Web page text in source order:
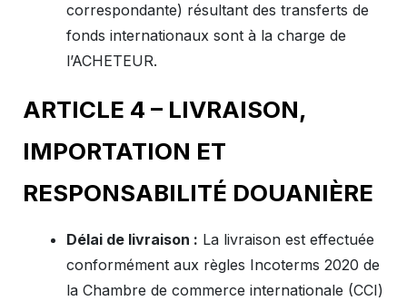
correspondante) résultant des transferts de
fonds internationaux sont à la charge de
l’ACHETEUR.
ARTICLE 4 – LIVRAISON,
IMPORTATION ET
RESPONSABILITÉ DOUANIÈRE
Délai de livraison : La livraison est effectuée
conformément aux règles Incoterms 2020 de
la Chambre de commerce internationale (CCI)